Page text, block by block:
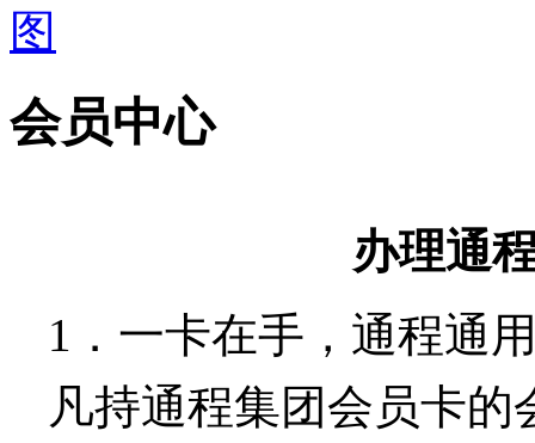
会员中心
办理通
1．一卡在手，通程通
凡持通程集团会员卡